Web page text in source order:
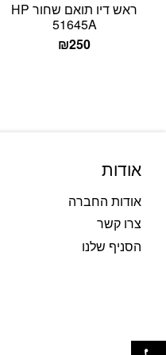
ראש דיו תואם שחור HP
51645A
₪250
אודות
אודות החברה
צרו קשר
הסניף שלנו
פתח סרגל נגישות